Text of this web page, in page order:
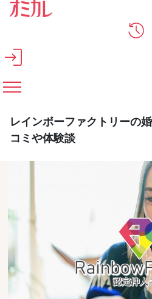
メインコンテンツへスキップ
レインボーファクトリーの
コミや体験談